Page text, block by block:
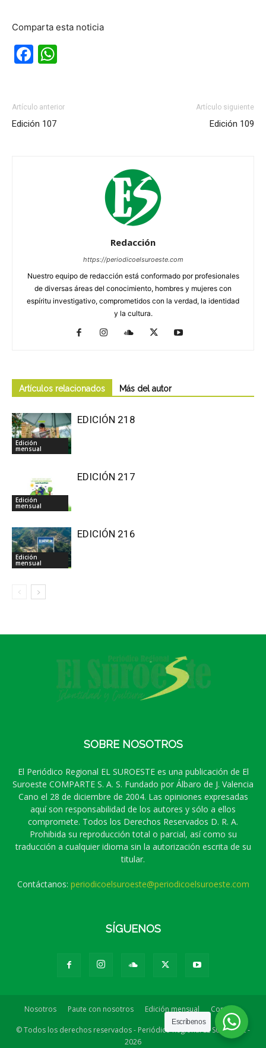
Comparta esta noticia
Facebook
Artículo anterior
Edición 107
Artículo siguiente
Edición 109
Redacción
https://periodicoelsuroeste.com
Nuestro equipo de redacción está conformado por profesionales
de diversas áreas del conocimiento, hombres y mujeres con
espíritu investigativo, comprometidos con la verdad, la identidad
y la cultura.
Artículos relacionados Más del autor
Edición
mensual
EDICIÓN 218
Edición
mensual
EDICIÓN 217
Edición
mensual
EDICIÓN 216
SOBRE NOSOTROS
El Periódico Regional EL SUROESTE es una publicación de El
Suroeste COMPARTE S. A. S. Fundado por Álbaro de J. Valencia
Cano el 28 de diciembre de 2004. Las opiniones expresadas
aquí son responsabilidad de los autores y sólo a ellos
compromete. Todos los Derechos Reservados D. R. A.
Prohibida su reproducción total o parcial, así como su
traducción a cualquier idioma sin la autorización escrita de su
titular.
Contáctanos: periodicoelsuroeste@periodicoelsuroeste.com
SÍGUENOS
Nosotros Paute con nosotros Edición mensual Contacto
© Todos los derechos reservados - Periódico Regional EL SUROESTE -
2026
Escríbenos